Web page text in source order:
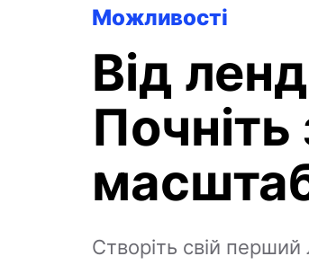
Можливості
Від
Почніть
Створіть свій